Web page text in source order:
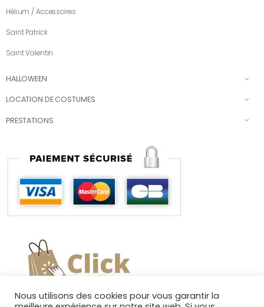
Hélium / Accessoires
Saint Patrick
Saint Valentin
HALLOWEEN
LOCATION DE COSTUMES
PRESTATIONS
Nous utilisons des cookies pour vous garantir la